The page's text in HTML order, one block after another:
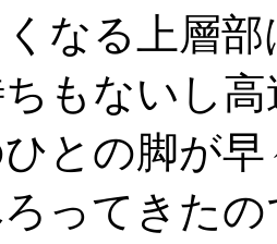
なる上層
ちもないし
との脚が
ってきた